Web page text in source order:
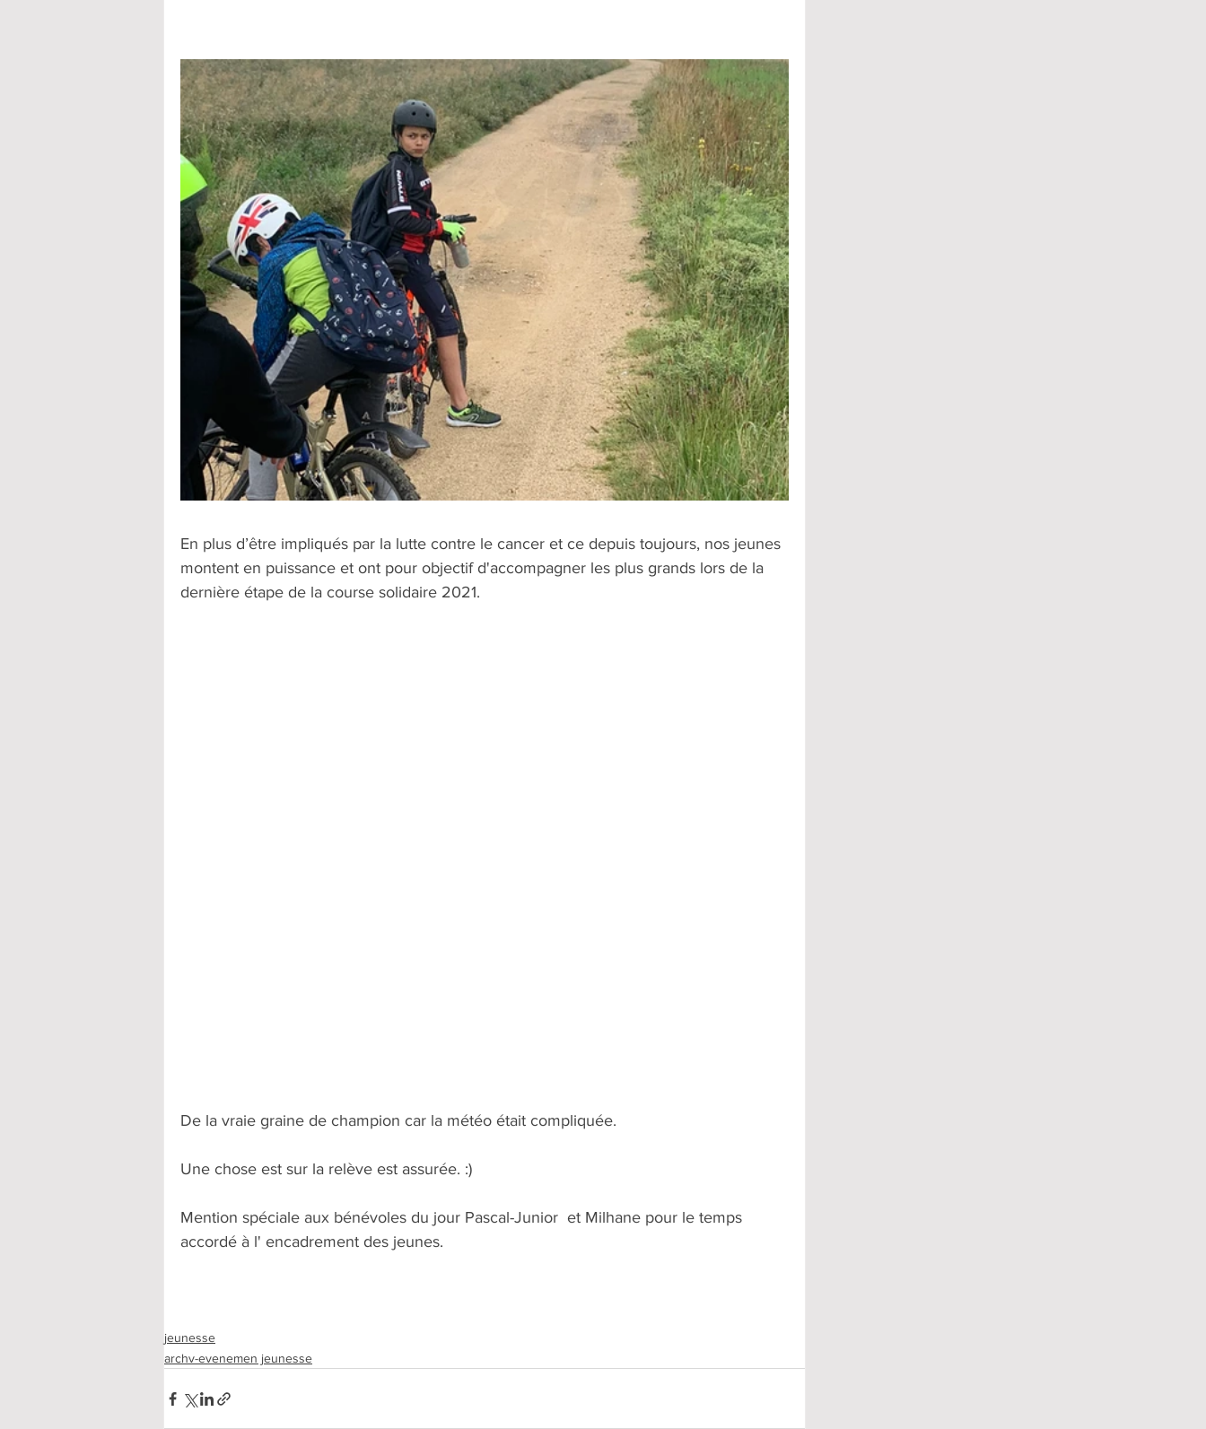
En plus d’être impliqués par la lutte contre le cancer et ce depuis toujours, nos jeunes
montent en puissance et ont pour objectif d'accompagner les plus grands lors de la
dernière étape de la course solidaire 2021.
De la vraie graine de champion car la météo était compliquée.
Une chose est sur la relève est assurée. :)
Mention spéciale aux bénévoles du jour Pascal-Junior  et Milhane pour le temps
accordé à l' encadrement des jeunes.
jeunesse
archv-evenemen jeunesse